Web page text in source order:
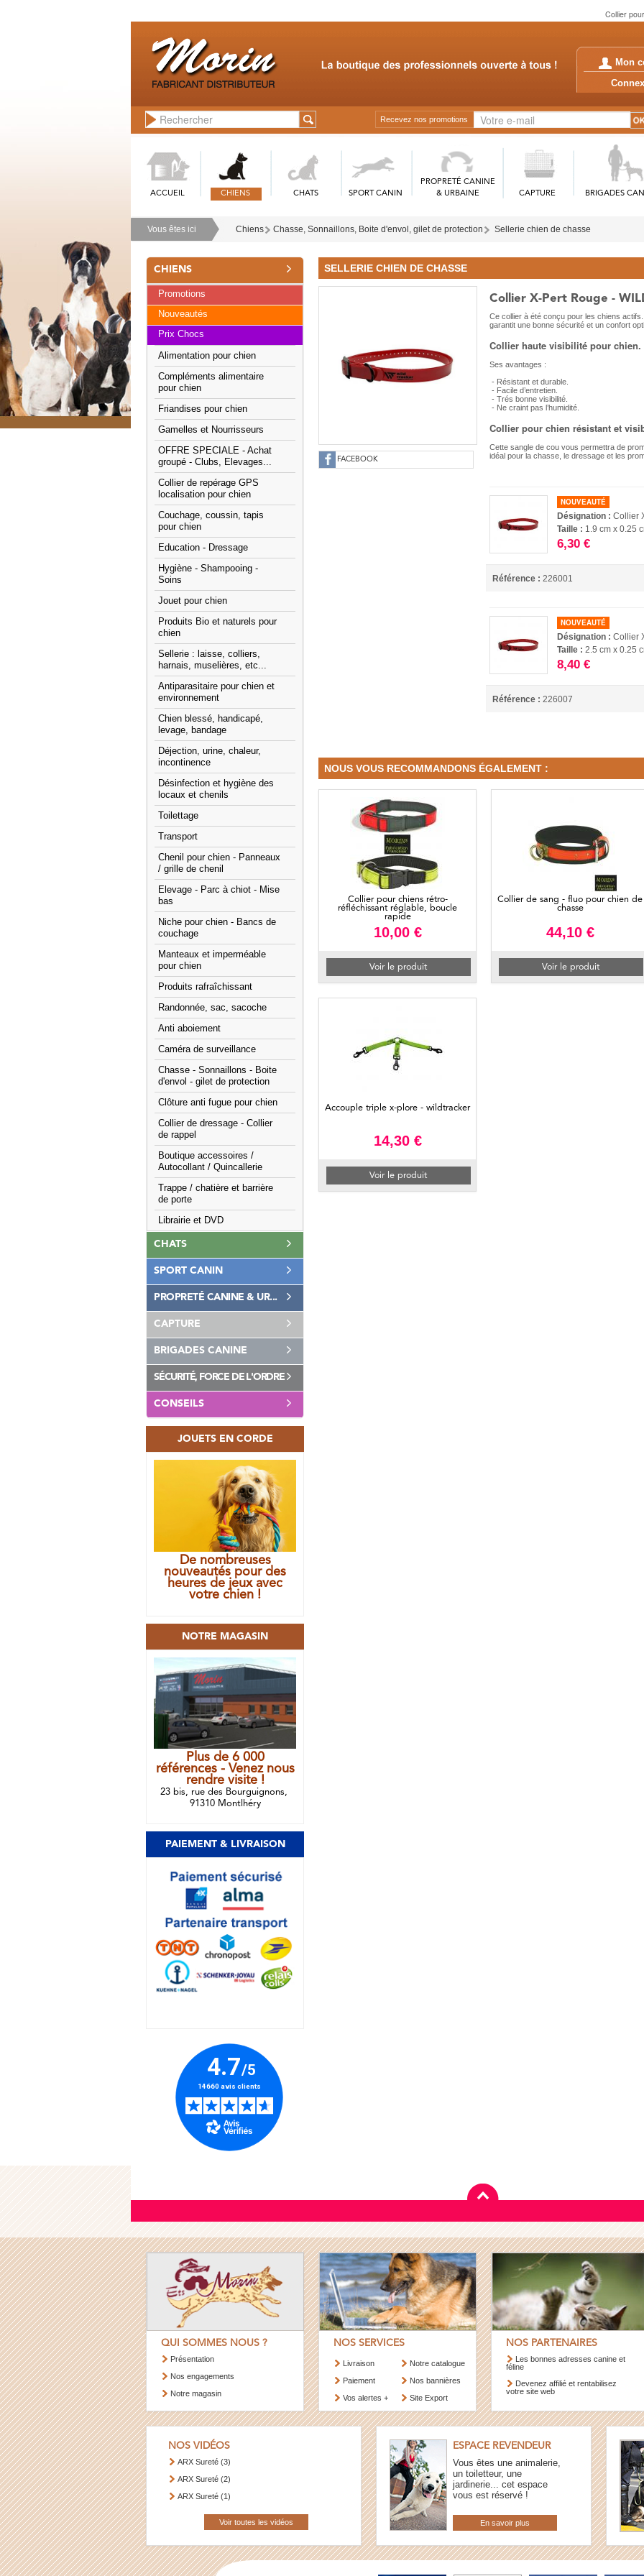
Collier
Mon
Recevez nos promotions
ACCUEIL CHIENS CHATS SPORT CANIN
PROPRETÉ CANINE
& URBAINE
CAPTURE BRIGADES
Vous êtes ici Chiens Chasse, Sonnaillons, Boite d'envol, gilet de protection Sellerie chien de chasse
CHIENS
Promotions
Nouveautés
Prix Chocs
Alimentation pour chien
Compléments alimentaire
pour chien
Friandises pour chien
Gamelles et Nourrisseurs
OFFRE SPECIALE - Achat
groupé - Clubs, Elevages...
Collier de repérage GPS
localisation pour chien
Couchage, coussin, tapis
pour chien
Education - Dressage
Hygiène - Shampooing -
Soins
Jouet pour chien
Produits Bio et naturels pour
chien
Sellerie : laisse, colliers,
harnais, muselières, etc...
Antiparasitaire pour chien et
environnement
Chien blessé, handicapé,
levage, bandage
Déjection, urine, chaleur,
incontinence
Désinfection et hygiène des
locaux et chenils
Toilettage
Transport
Chenil pour chien - Panneaux
/ grille de chenil
Elevage - Parc à chiot - Mise
bas
Niche pour chien - Bancs de
couchage
Manteaux et imperméable
pour chien
Produits rafraîchissant
Randonnée, sac, sacoche
Anti aboiement
Caméra de surveillance
Chasse - Sonnaillons - Boite
d'envol - gilet de protection
Clôture anti fugue pour chien
Collier de dressage - Collier
de rappel
Boutique accessoires /
Autocollant / Quincallerie
Trappe / chatière et barrière
de porte
Librairie et DVD
CHATS
SPORT CANIN
PROPRETÉ CANINE & UR...
CAPTURE
BRIGADES CANINE
SÉCURITÉ, FORCE DE L'ORDRE
CONSEILS
JOUETS EN CORDE
De nombreuses
nouveautés pour des
heures de jeux avec
votre chien !
NOTRE MAGASIN
Plus de 6 000
références - Venez nous
rendre visite !
23 bis, rue des Bourguignons,
91310 Montlhéry
PAIEMENT & LIVRAISON
SELLERIE CHIEN DE CHASSE
FACEBOOK
Collier X-Pert Rouge -
Ce collier à été conçu pour les chiens
garantit une bonne sécurité et un confort
Collier haute visibilité pour chien.
Ses avantages :
- Résistant et durable.
- Facile d’entretien.
- Trés bonne visibilité.
- Ne craint pas l’humidité.
Collier pour chien résistant et
Cette sangle de cou vous permettra de
idéal pour la chasse, le dressage et les
NOUVEAUTÉ
Désignation :Collier
Taille : 1.9 cm x 0.25
6,30 €
Référence : 226001
NOUVEAUTÉ
Désignation :Collier
Taille : 2.5 cm x 0.25
8,40 €
Référence : 226007
NOUS VOUS RECOMMANDONS ÉGALEMENT :
Collier pour chiens rétro-
réfléchissant réglable, boucle
rapide
10,00 €
Voir le produit
Collier de sang - fluo pour chien de
chasse
44,10 €
Voir le produit
Accouple triple x-plore - wildtracker
14,30 €
Voir le produit
QUI SOMMES NOUS ?
Présentation
Nos engagements
Notre magasin
NOS SERVICES
Livraison
Paiement
Vos alertes +
Notre catalogue
Nos bannières
Site Export
NOS PARTENAIRES
Les bonnes adresses canine et
féline
Devenez affilié et rentabilisez
votre site web
NOS VIDÉOS
ARX Sureté (3)
ARX Sureté (2)
ARX Sureté (1)
Voir toutes les vidéos
ESPACE REVENDEUR
Vous êtes une animalerie,
un toiletteur, une
jardinerie... cet espace
vous est réservé !
En savoir plus